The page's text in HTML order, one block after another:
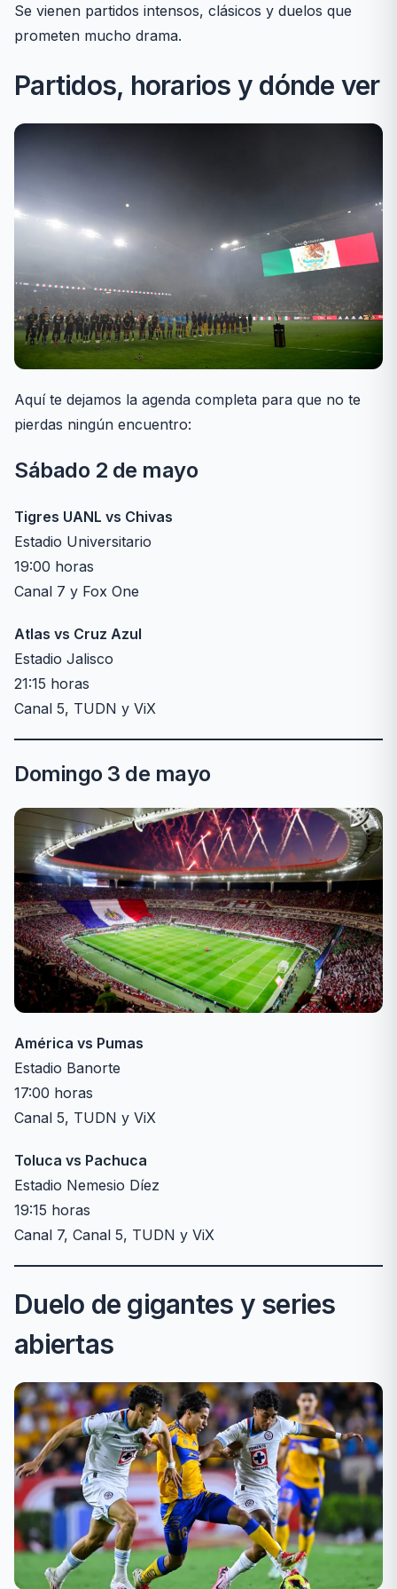
Se vienen partidos intensos, clásicos y duelos que
prometen mucho drama.
Partidos, horarios y dónde ver
Aquí te dejamos la agenda completa para que no te
pierdas ningún encuentro:
Sábado 2 de mayo
Tigres UANL vs Chivas
Estadio Universitario
19:00 horas
Canal 7 y Fox One
Atlas vs Cruz Azul
Estadio Jalisco
21:15 horas
Canal 5, TUDN y ViX
Domingo 3 de mayo
América vs Pumas
Estadio Banorte
17:00 horas
Canal 5, TUDN y ViX
Toluca vs Pachuca
Estadio Nemesio Díez
19:15 horas
Canal 7, Canal 5, TUDN y ViX
Duelo de gigantes y series
abiertas